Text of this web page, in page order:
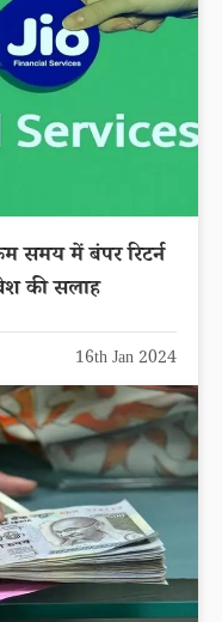
में बंपर रिटर्न
की सलाह
16th Jan 2024